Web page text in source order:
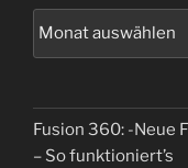
Fusion 360: -Neue
– So funktioniert’s